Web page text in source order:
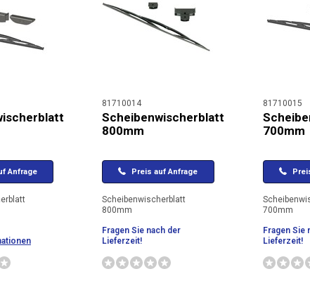
Anfrage
81710014
Scheibenwischerblatt
800mm
Preis auf Anfrage
Scheibenwischerblatt
800mm
Fragen Sie nach der
Lieferzeit!
81710015
700mm
700mm
Fragen Sie
Lieferzeit!